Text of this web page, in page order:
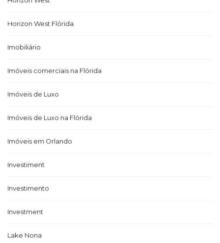
Horizon West Flórida
Imobiliário
Imóveis comerciais na Flórida
Imóveis de Luxo
Imóveis de Luxo na Flórida
Imóveis em Orlando
Investiment
Investimento
Investment
Lake Nona